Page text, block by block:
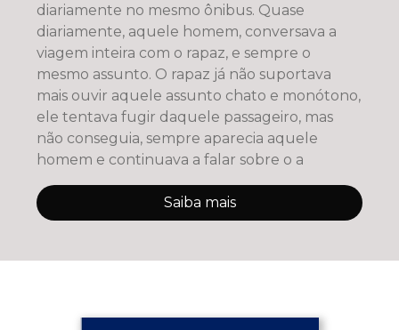
diariamente no mesmo ônibus. Quase
diariamente, aquele homem, conversava a
viagem inteira com o rapaz, e sempre o
mesmo assunto. O rapaz já não suportava
mais ouvir aquele assunto chato e monótono,
ele tentava fugir daquele passageiro, mas
não conseguia, sempre aparecia aquele
homem e continuava a falar sobre o a
Saiba mais